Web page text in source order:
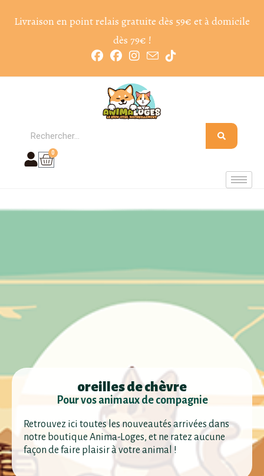
Livraison en point relais gratuite dès 59€ et à domicile
dès 79€ !
0
oreilles de chèvre
Pour vos animaux de compagnie
Retrouvez ici toutes les nouveautés arrivées dans
notre boutique Anima-Loges, et ne ratez aucune
façon de faire plaisir à votre animal !